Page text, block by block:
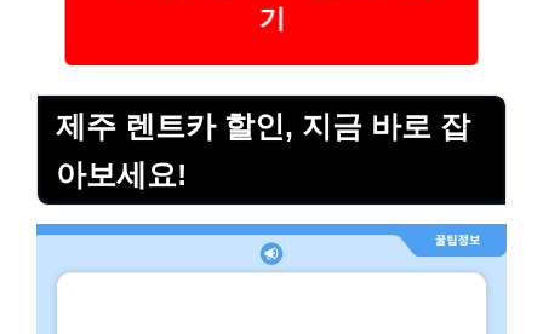
기
제주 렌트카 할인, 지금 바로 잡
아보세요!